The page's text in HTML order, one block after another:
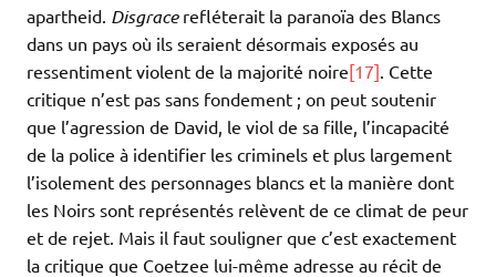
apartheid. Disgracerefléterait la paranoïa des Blancs
dans un pays où ils seraient désormais exposés au
ressentiment violent de la majorité noire[17] . Cette
critique n’est pas sans fondement ; on peut soutenir
que l’agression de David, le viol de sa fille, l’incapacité
de la police à identifier les criminels et plus largement
l’isolement des personnages blancs et la manière dont
les Noirs sont représentés relèvent de ce climat de peur
et de rejet. Mais il faut souligner que c’est exactement
la critique que Coetzee lui-même adresse au récit de